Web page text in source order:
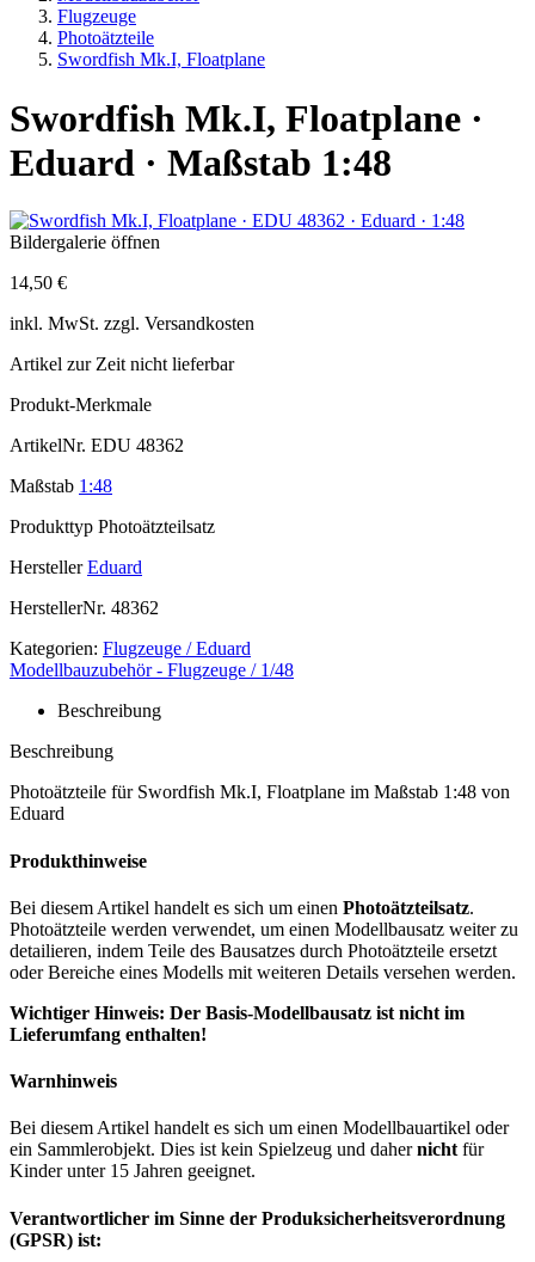
Flugzeuge
Photoätzteile
Swordfish Mk.I, Floatplane
Swordfish Mk.I, Floatplane ·
Eduard · Maßstab 1:48
Bildergalerie öffnen
14,50 €
inkl. MwSt. zzgl. Versandkosten
Artikel zur Zeit nicht lieferbar
Produkt-Merkmale
ArtikelNr. EDU 48362
Maßstab 1:48
Produkttyp Photoätzteilsatz
Hersteller Eduard
HerstellerNr. 48362
Kategorien: Flugzeuge / Eduard
Modellbauzubehör - Flugzeuge / 1/48
Beschreibung
Beschreibung
Photoätzteile für Swordfish Mk.I, Floatplane im Maßstab 1:48 von
Eduard
Produkthinweise
Bei diesem Artikel handelt es sich um einen Photoätzteilsatz.
Photoätzteile werden verwendet, um einen Modellbausatz weiter zu
detailieren, indem Teile des Bausatzes durch Photoätzteile ersetzt
oder Bereiche eines Modells mit weiteren Details versehen werden.
Wichtiger Hinweis: Der Basis-Modellbausatz ist nicht im
Lieferumfang enthalten!
Warnhinweis
Bei diesem Artikel handelt es sich um einen Modellbauartikel oder
ein Sammlerobjekt. Dies ist kein Spielzeug und dahernicht für
Kinder unter 15 Jahren geeignet.
Verantwortlicher im Sinne der Produksicherheitsverordnung
(GPSR) ist: